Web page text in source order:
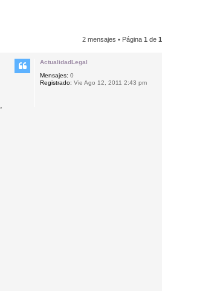
2 mensajes • Página 1 de 1
ActualidadLegal
Mensajes: 0
Registrado: Vie Ago 12, 2011 2:43 pm